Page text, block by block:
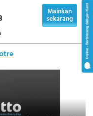
Mainkan
sekarang